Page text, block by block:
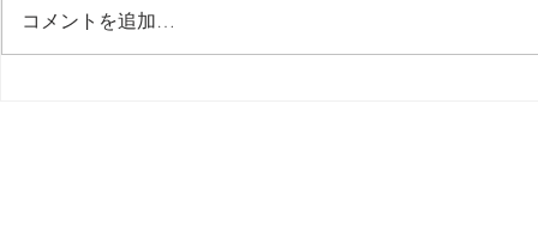
最後の日記です
コメントを追加…